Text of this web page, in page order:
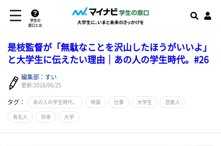
学生の
窓口とは
是枝監督が「無駄なことを沢山したほうがいいよ」
と大学生に伝えたい理由｜あの人の学生時代。#26
編集部：すい
更新:2018/06/25
タグ： あの人の学生時代。 映画 仕事 大学生 芸能人
有名人 将来 大学